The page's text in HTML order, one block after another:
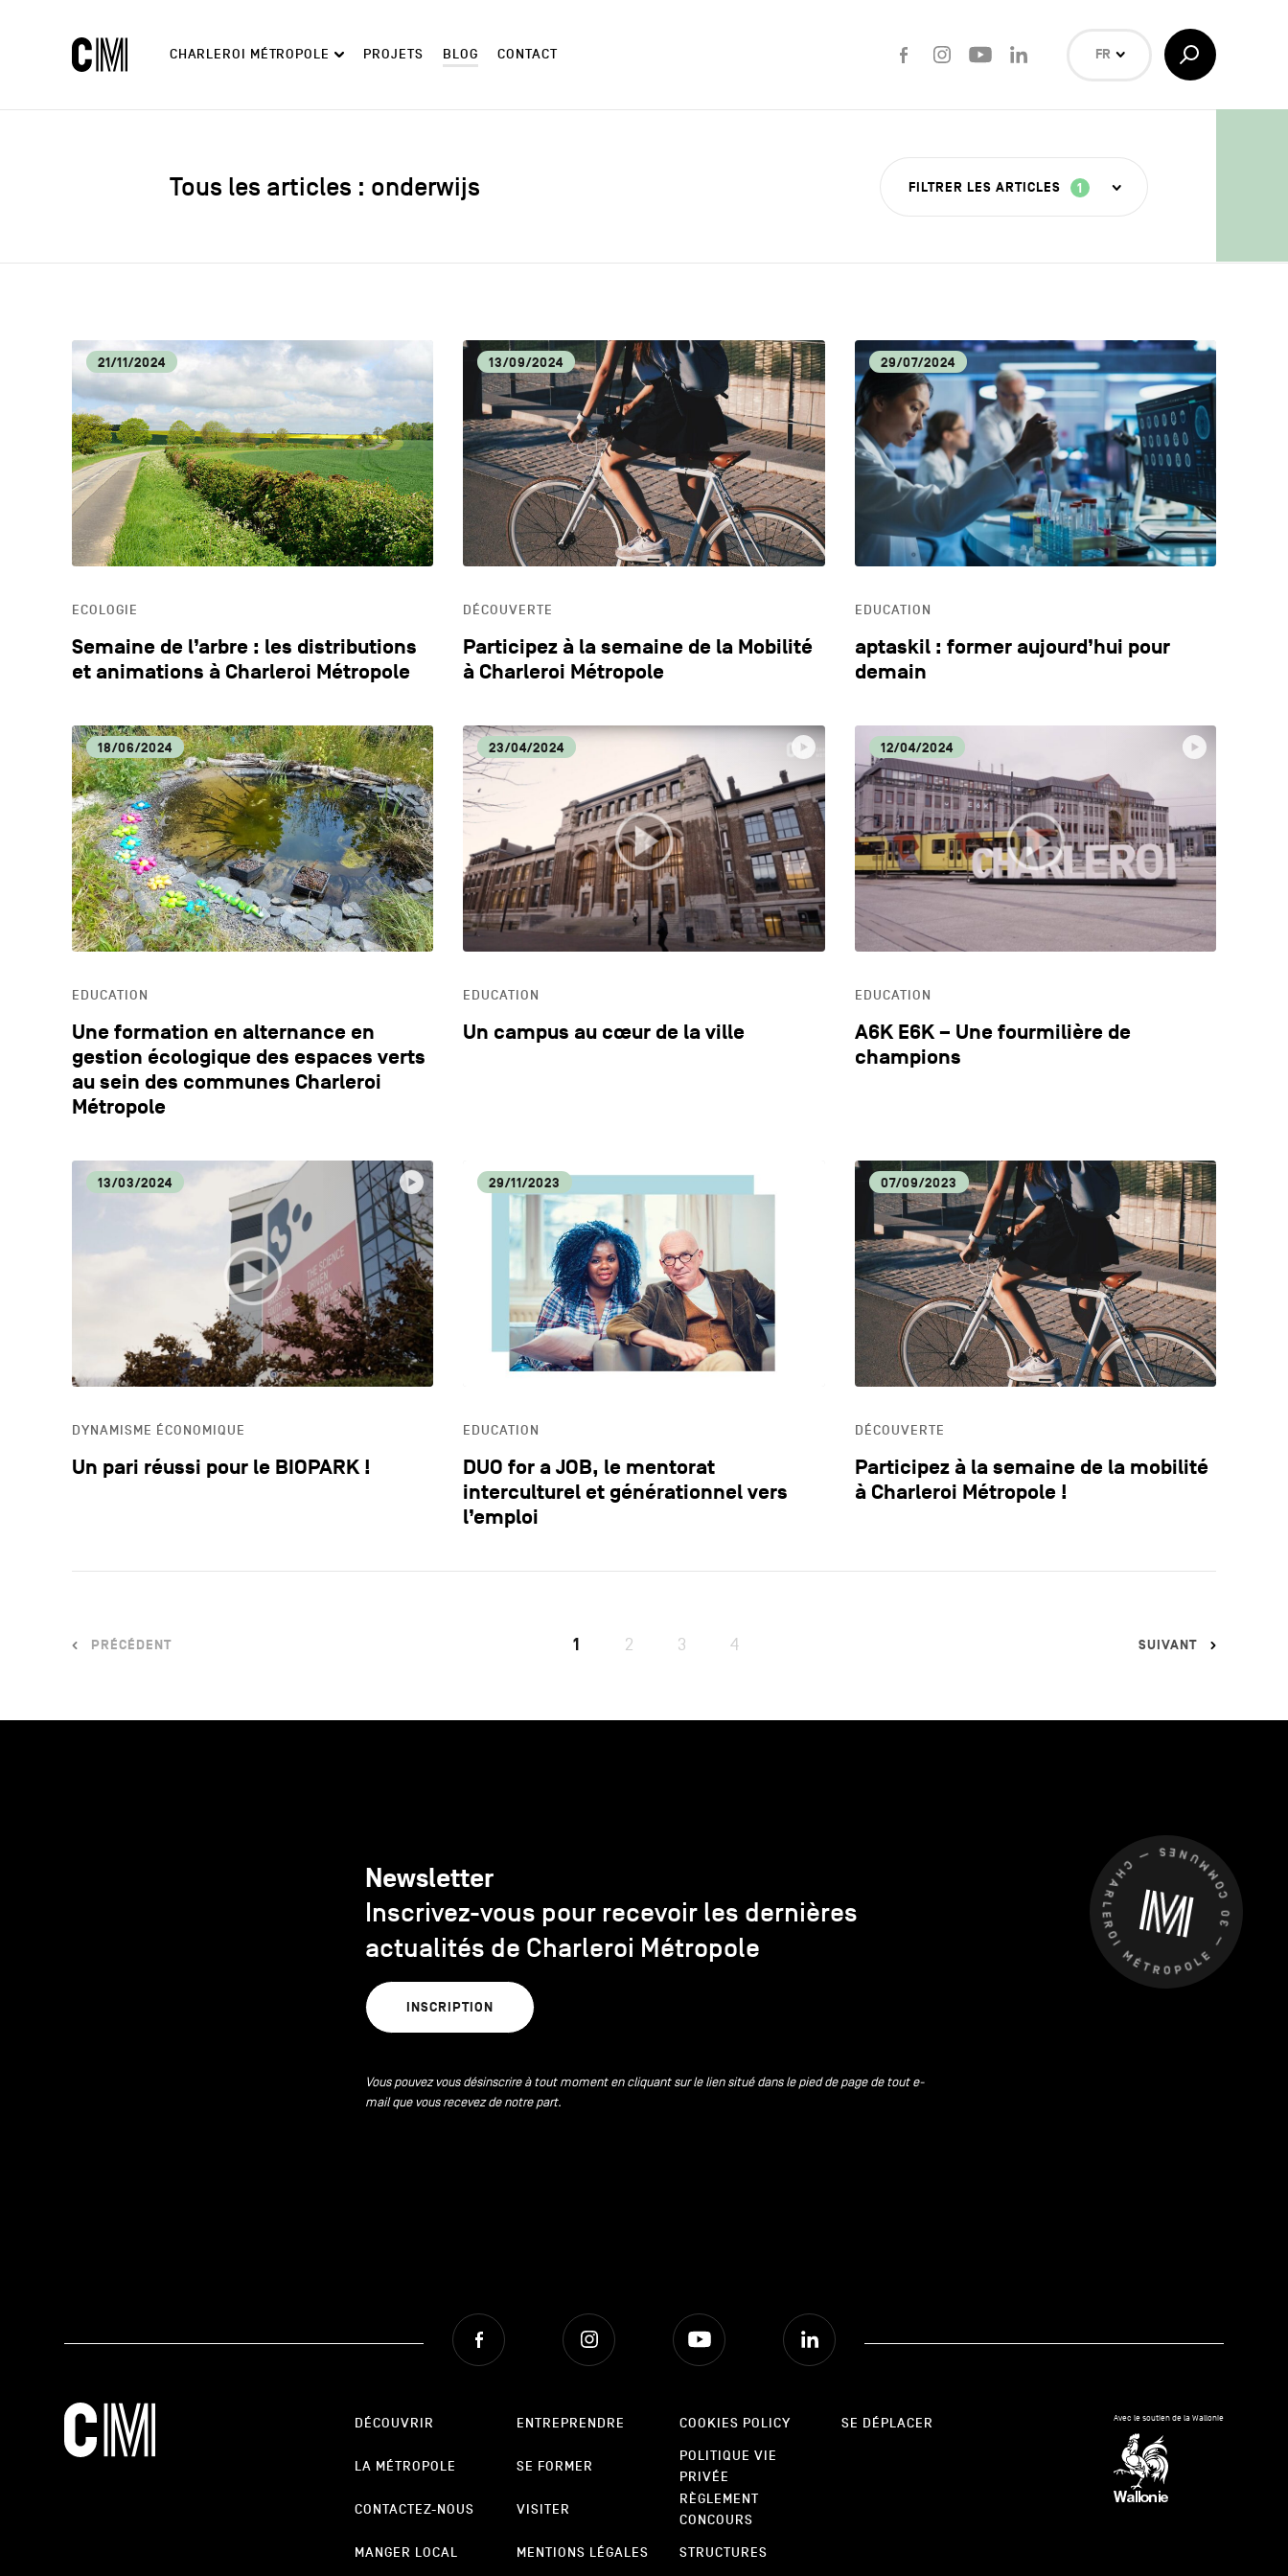
Charleroi
Métropole
Navigation
CHARLEROI MÉTROPOLE PROJETS BLOG CONTACT
FacebookInstagramYoutube
FR
EN
Afficher/Masquer
la
Recherche
Tous les articles : onderwijs FILTRER LES ARTICLES 1
AUTRES
CULTURE DÉCOUVERTE
DYNAMISME ÉCONOMIQUE ECOLOGIE
EDUCATION
21/11/2024
ECOLOGIE
Semaine de l’arbre : les distributions
et animations à Charleroi Métropole
13/09/2024
DÉCOUVERTE
Participez à la semaine de la Mobilité
à Charleroi Métropole
29/07/2024
EDUCATION
aptaskil : former aujourd’hui pour
demain
18/06/2024
EDUCATION
Une formation en alternance en
gestion écologique des espaces verts
au sein des communes Charleroi
Métropole
23/04/2024
EDUCATION
Un campus au cœur de la ville
12/04/2024
EDUCATION
A6K E6K – Une fourmilière de
champions
13/03/2024
DYNAMISME ÉCONOMIQUE
Un pari réussi pour le BIOPARK !
29/11/2023
EDUCATION
DUO for a JOB, le mentorat
interculturel et générationnel vers
l’emploi
07/09/2023
DÉCOUVERTE
Participez à la semaine de la mobilité
à Charleroi Métropole !
PRÉCÉDENT 1 2 3 4 SUIVANT
CHARLEROI MÉTROPOLE — 30 COMMUNES —
Newsletter
Inscrivez-vous pour recevoir les dernières
actualités de Charleroi Métropole
INSCRIPTION
Vous pouvez vous désinscrire à tout moment en cliquant sur le lien situé dans le pied de page de tout e-
mail que vous recevez de notre part.
Facebook Instagram
DÉCOUVRIR
LA MÉTROPOLE
CONTACTEZ-NOUS
MANGER LOCAL
ENTREPRENDRE
SE FORMER
VISITER
MENTIONS LÉGALES
COOKIES POLICY
POLITIQUE VIE
PRIVÉE
RÈGLEMENT
CONCOURS
STRUCTURES
SE DÉPLACER Avec le soutien de la Wallonie